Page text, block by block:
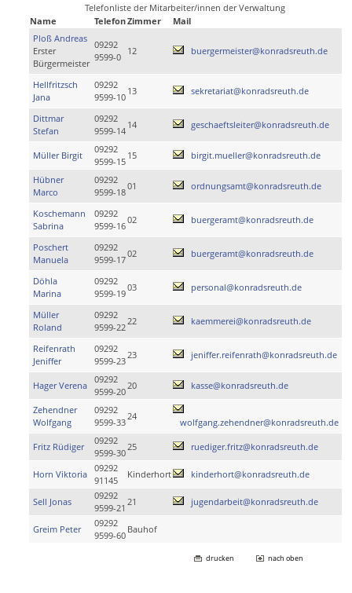
Telefonliste der Mitarbeiter/innen der Verwaltung
Name
TelefonZimmer
Mail
Ploß Andreas
Erster
Bürgermeister
09292
9599-0
12 buergermeister@konradsreuth.de
Hellfritzsch
Jana
09292
9599-10
13 sekretariat@konradsreuth.de
Dittmar
Stefan
09292
9599-14
14 geschaeftsleiter@konradsreuth.de
Müller Birgit
09292
9599-15
15 birgit.mueller@konradsreuth.de
Hübner
Marco
09292
9599-18
01 ordnungsamt@konradsreuth.de
Koschemann
Sabrina
09292
9599-16
02 buergeramt@konradsreuth.de
Poschert
Manuela
09292
9599-17
02 buergeramt@konradsreuth.de
Döhla
Marina
09292
9599-19
03 personal@konradsreuth.de
Müller
Roland
09292
9599-22
22 kaemmerei@konradsreuth.de
Reifenrath
Jeniffer
09292
9599-23
23 jeniffer.reifenrath@konradsreuth.de
Hager Verena
09292
9599-20
20 kasse@konradsreuth.de
Zehendner
Wolfgang
09292
9599-33
24
wolfgang.zehendner@konradsreuth.de
Fritz Rüdiger
09292
9599-30
25 ruediger.fritz@konradsreuth.de
Horn Viktoria
09292
91145
Kinderhort kinderhort@konradsreuth.de
Sell Jonas
09292
9599-21
21 jugendarbeit@konradsreuth.de
Greim Peter
09292
9599-60
Bauhof
drucken nach oben